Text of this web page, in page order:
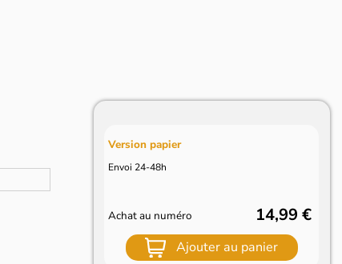
Version papier
Envoi 24-48h
Achat au numéro 14,99 €
Ajouter au panier